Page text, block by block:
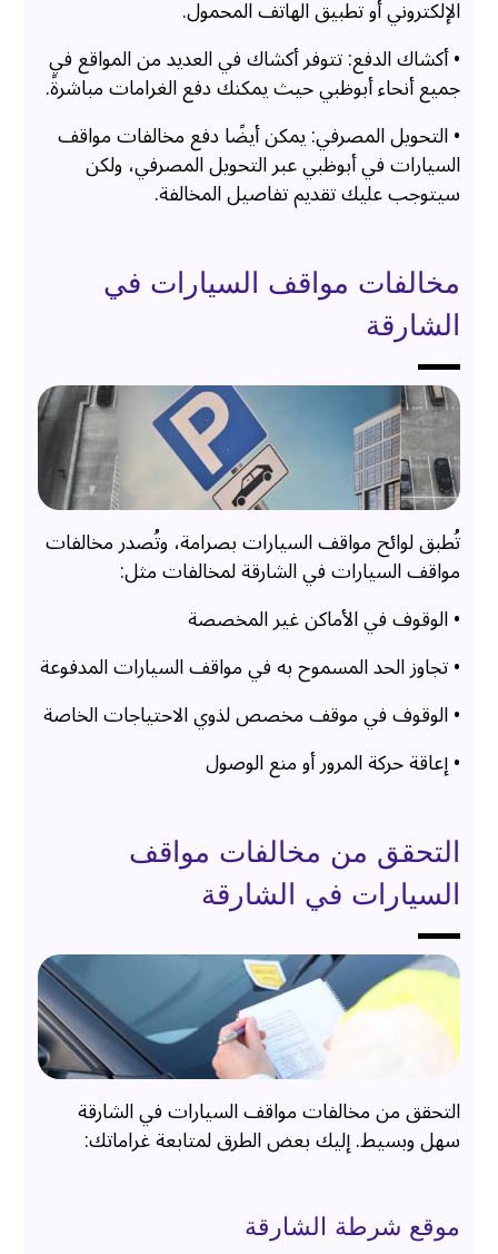
الإلكتروني أو تطبيق الهاتف المحمول.
• أكشاك الدفع: تتوفر أكشاك في العديد من المواقع في
جميع أنحاء أبوظبي حيث يمكنك دفع الغرامات مباشرةً.
• التحويل المصرفي: يمكن أيضًا دفع مخالفات مواقف
السيارات في أبوظبي عبر التحويل المصرفي، ولكن
سيتوجب عليك تقديم تفاصيل المخالفة.
مخالفات مواقف السيارات في
الشارقة
تُطبق لوائح مواقف السيارات بصرامة، وتُصدر مخالفات
مواقف السيارات في الشارقة لمخالفات مثل:
• الوقوف في الأماكن غير المخصصة
• تجاوز الحد المسموح به في مواقف السيارات المدفوعة
• الوقوف في موقف مخصص لذوي الاحتياجات الخاصة
• إعاقة حركة المرور أو منع الوصول
التحقق من مخالفات مواقف
السيارات في الشارقة
التحقق من مخالفات مواقف السيارات في الشارقة
سهل وبسيط. إليك بعض الطرق لمتابعة غراماتك:
موقع شرطة الشارقة